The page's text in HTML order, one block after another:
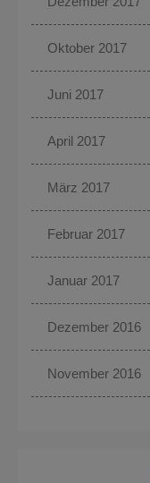
Oktober 2017
Juni 2017
April 2017
März 2017
Februar 2017
Januar 2017
Dezember 2016
November 2016